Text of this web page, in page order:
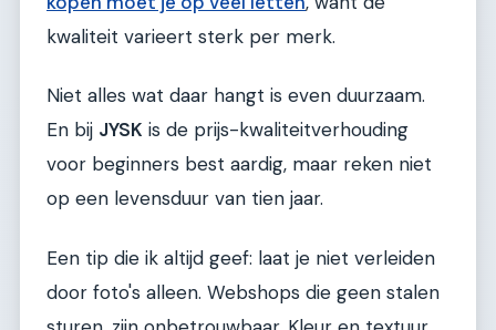
kwaliteit varieert sterk per merk.
Niet alles wat daar hangt is even duurzaam.
En bij JYSK is de prijs-kwaliteitverhouding
voor beginners best aardig, maar reken niet
op een levensduur van tien jaar.
Een tip die ik altijd geef: laat je niet verleiden
door foto's alleen. Webshops die geen stalen